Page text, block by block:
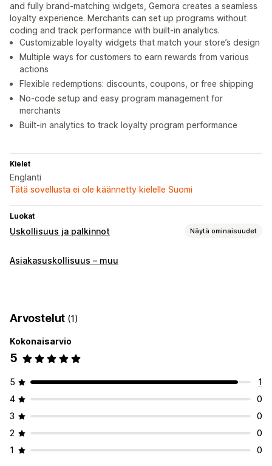
and fully brand-matching widgets, Gemora creates a seamless
loyalty experience. Merchants can set up programs without
coding and track performance with built-in analytics.
Customizable loyalty widgets that match your store’s design
Multiple ways for customers to earn rewards from various
actions
Flexible redemptions: discounts, coupons, or free shipping
No-code setup and easy program management for
merchants
Built-in analytics to track loyalty program performance
Kielet
Englanti
Tätä sovellusta ei ole käännetty kielelle Suomi
Luokat
Uskollisuus ja palkinnot Näytä ominaisuudet
Ohjelmatyypit
Alennukset Kupongit
Asiakasuskollisuus – muu
Arvostelut (1)
Kokonaisarvio
5
5
1
4
0
3
0
2
0
1
0